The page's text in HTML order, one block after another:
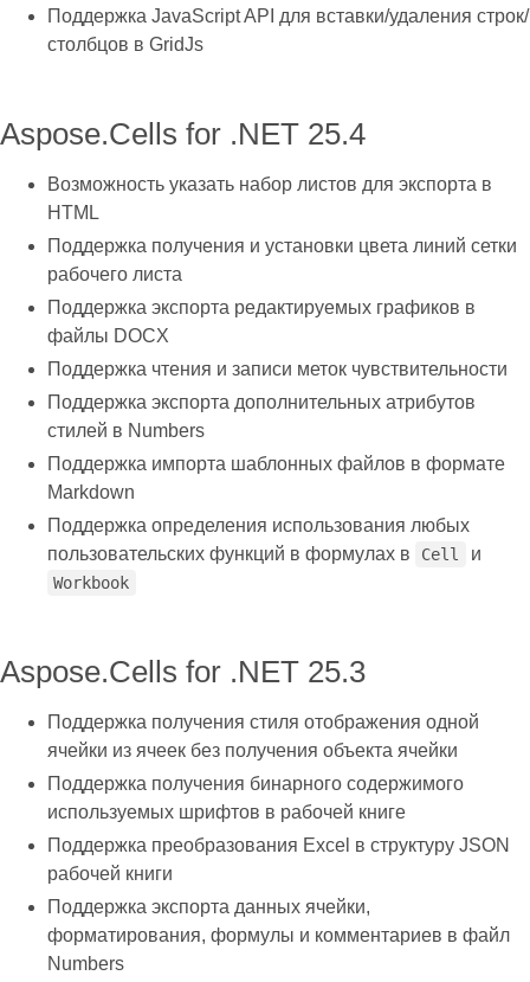
Поддержка JavaScript API для вставки/удаления строк/
столбцов в GridJs
Aspose.Cells for .NET 25.4
Возможность указать набор листов для экспорта в
HTML
Поддержка получения и установки цвета линий сетки
рабочего листа
Поддержка экспорта редактируемых графиков в
файлы DOCX
Поддержка чтения и записи меток чувствительности
Поддержка экспорта дополнительных атрибутов
стилей в Numbers
Поддержка импорта шаблонных файлов в формате
Markdown
Поддержка определения использования любых
пользовательских функций в формулах в
Cell и
Workbook
Aspose.Cells for .NET 25.3
Поддержка получения стиля отображения одной
ячейки из ячеек без получения объекта ячейки
Поддержка получения бинарного содержимого
используемых шрифтов в рабочей книге
Поддержка преобразования Excel в структуру JSON
рабочей книги
Поддержка экспорта данных ячейки,
форматирования, формулы и комментариев в файл
Numbers